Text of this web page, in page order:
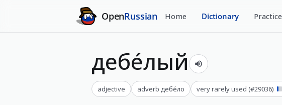
OpenRussian Home Dictionary Practice
дебе́лый
adjective adverb дебе́ло very rarely used (#29036)